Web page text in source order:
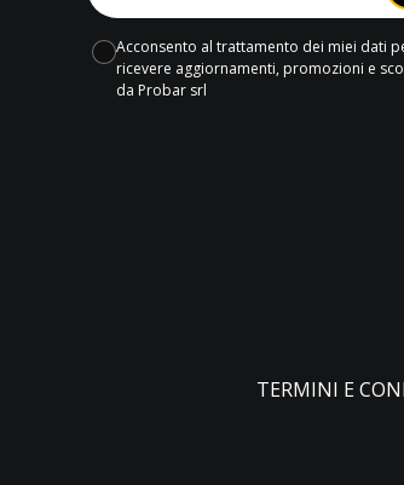
Acconsento al trattamento dei miei dati
ricevere aggiornamenti, promozioni e
da Probar srl
TERMINI E